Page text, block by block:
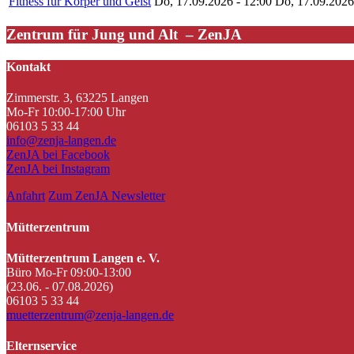
Zentrum für Jung und Alt – ZenJA
Kontakt
Zimmerstr. 3, 63225 Langen
Mo-Fr 10:00-17:00 Uhr
06103 5 33 44
info@zenja-langen.de
ZenJA bei Facebook
ZenJA bei Instagram
Anfahrt Zum ZenJA Newsletter
Mütterzentrum
Mütterzentrum Langen e. V.
Büro Mo-Fr 09:00-13:00
(23.06. - 07.08.2026)
06103 5 33 44
muetterzentrum@zenja-langen.de
Elternservice